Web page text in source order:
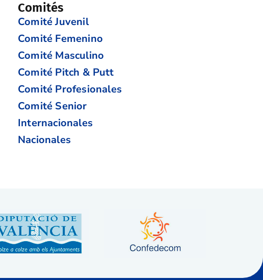
Comités
Comité Juvenil
Comité Femenino
Comité Masculino
Comité Pitch & Putt
Comité Profesionales
Comité Senior
Internacionales
Nacionales